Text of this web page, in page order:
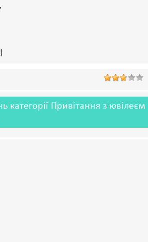
категорії Привітання з ювілеєм